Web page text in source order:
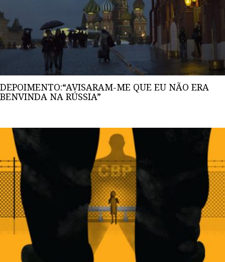
DEPOIMENTO:“AVISARAM-ME QUE EU NÃO ERA
BENVINDA NA RÚSSIA”